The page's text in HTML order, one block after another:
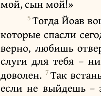
мой, сын мой!»
5Тогда Йоав
которые спасли
верно, любишь
слуги для тебя –
доволен. 7Так
если не выйдешь –